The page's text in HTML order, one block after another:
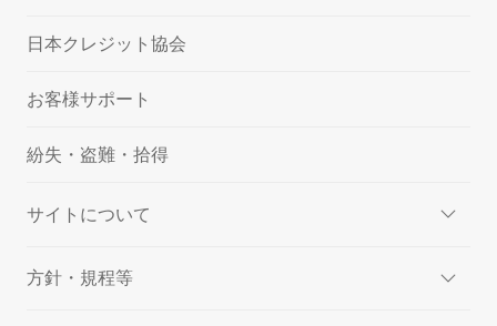
日本クレジット協会
お客様サポート
紛失・盗難・拾得
サイトについて
方針・規程等